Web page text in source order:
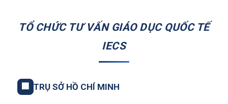
TỔ CHỨC TƯ VẤN GIÁO DỤC QUỐC TẾ
IECS
🏢 TRỤ SỞ HỒ CHÍ MINH